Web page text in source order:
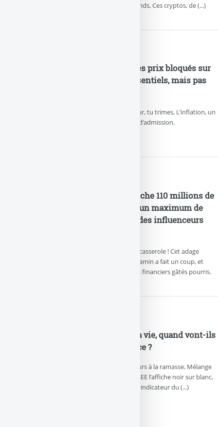
Raconte que des bobards, de vrais truands, Ces cryptos, de (...)
E.Leclerc, Carrefour, LIDL... Des prix bloqués sur
des centaines de produits essentiels, mais pas
Toi aussi tu hallucines, Avec cette chaleur, tu trimes, L’inflation, un
vrai morpion, Le Ricard, seule soupape d’admission.
Meme stock : un gamin empoche 110 millions de
dollars en bourse en prenant un maximum de
risques, il devient la légende des influenceurs
Quand on a du bol, faut savoir agiter la casserole ! Cet adage
boursier colle bien à cette batifole, Un gamin a fait un coup, et
devient l’égérie, de tous les influenceurs financiers gâtés pourris.
TPMG : l’inflation et coût de la vie, quand vont-ils
comprendre enfin la différence ?
My God ! Ces tocards des médias toujours à la ramasse, Mélange
toujours inflation et coût de la vie, L’INSEE l’affiche noir sur blanc,
vous êtes averti, L’inflation n’est pas un indicateur du (...)